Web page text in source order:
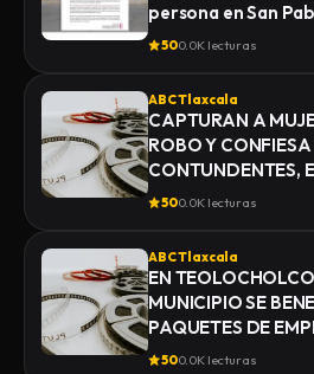
500.0K lecturas
ABC Tlaxcala
CAPTURAN A
ROBO Y
CONTUNDENTES,
MONTE
500.0K lecturas
ABC Tlaxcala
EN
MUNICIPIO SE
PAQUETES DE
500.0K lecturas